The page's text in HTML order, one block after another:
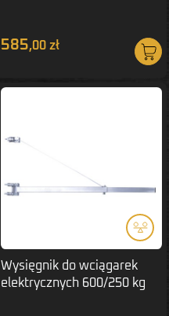
585,00 zł
Wysięgnik do wciągarek
elektrycznych 600/250 kg